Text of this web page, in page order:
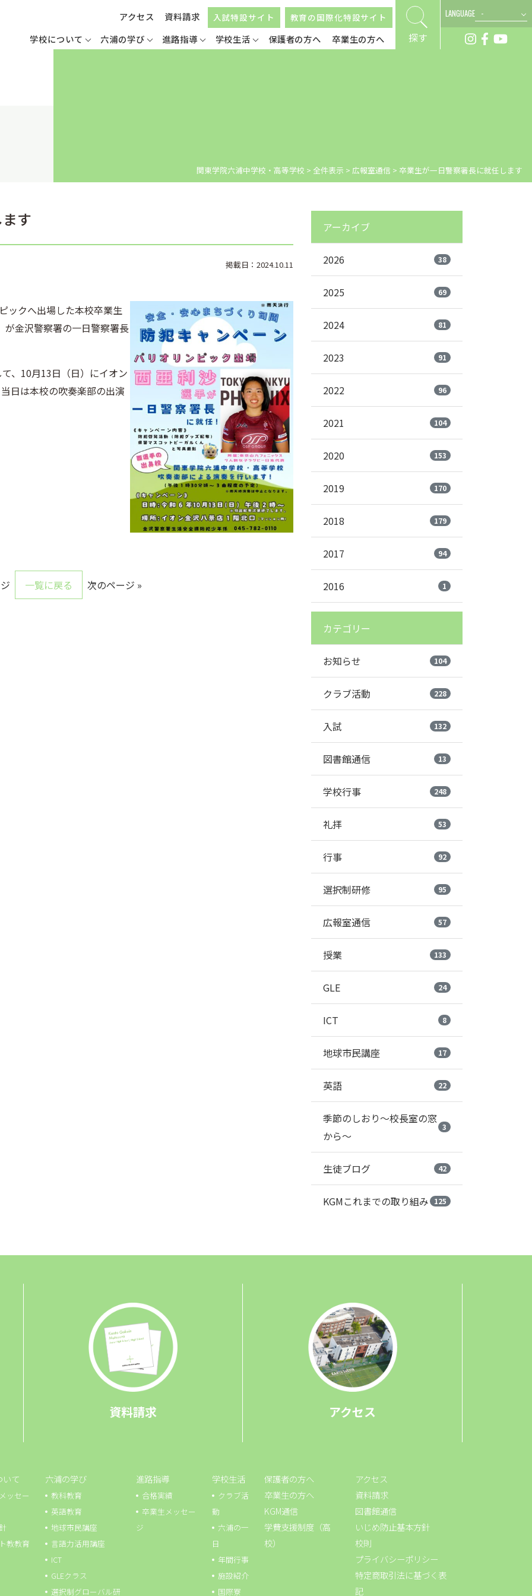
学校について 六浦の学び 進路指導 学校生活 保護者の方へ 卒業生の方へ
アクセス 資料請求 入試特設サイト 教育の国際化特設サイト
探す
LANGUAGE
関東学院六浦中学校・高等学校 > 全件表示 > 広報室通信 > 卒業生が一日警察署長に就任します
す
掲載日：2024.10.11
ックへ出場した本校卒業生
が金沢警察署の一日警察署長
、10月13日（日）にイオン
日は本校の吹奏楽部の出演
一覧に戻る 次のページ »
アーカイブ
2026 38
2025 69
2024 81
2023 91
2022 96
2021 104
2020 153
2019 170
2018 179
2017 94
2016 1
カテゴリー
お知らせ 104
クラブ活動 228
入試 132
図書館通信 13
学校行事 248
礼拝 53
行事 92
選択制研修 95
広報室通信 57
授業 133
GLE 24
ICT 8
地球市民講座 17
英語 22
季節のしおり～校長室の窓
から～
3
生徒ブログ 42
KGMこれまでの取り組み 125
資料請求 アクセス
いて
ッセー
教教育
六浦の学び
教科教育
英語教育
地球市⺠講座
言語力活用講座
ICT
GLEクラス
選択制グローバル研
進路指導
合格実績
卒業生メッセー
ジ
学校生活
クラブ活
動
六浦の一
日
年間行事
施設紹介
国際寮
保護者の方へ
卒業生の方へ
KGM通信
学費支援制度（高
校）
アクセス
資料請求
図書館通信
いじめ防止基本方針
校則
プライバシーポリシー
特定商取引法に基づく表
記